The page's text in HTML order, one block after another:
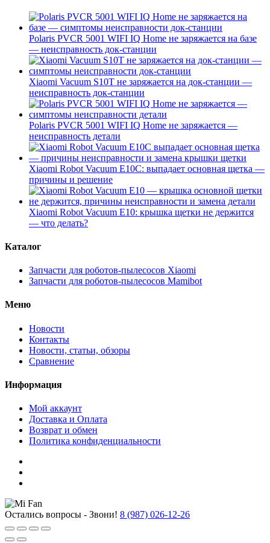
Polaris PVCR 5001 WIFI IQ Home не заряжается на базе
— неисправность док-станции
Xiaomi Vacuum S10T не заряжается на док-станции —
неисправность док-станции
Polaris PVCR 5001 WIFI IQ Home не заряжается —
неисправность детали
Xiaomi Robot Vacuum E10C: выпадает основная щетка —
причины и решение
Xiaomi Robot Vacuum E10: крышка щетки не держится
— что делать?
Каталог
Запчасти для роботов-пылесосов Xiaomi
Запчасти для роботов-пылесосов Mamibot
Меню
Новости
Контакты
Новости, статьи, обзоры
Сравнение
Информация
Мой аккаунт
Доставка и Оплата
Возврат и обмен
Политика конфиденциальности
Остались вопросы - Звони! 8 (987) 026-12-26